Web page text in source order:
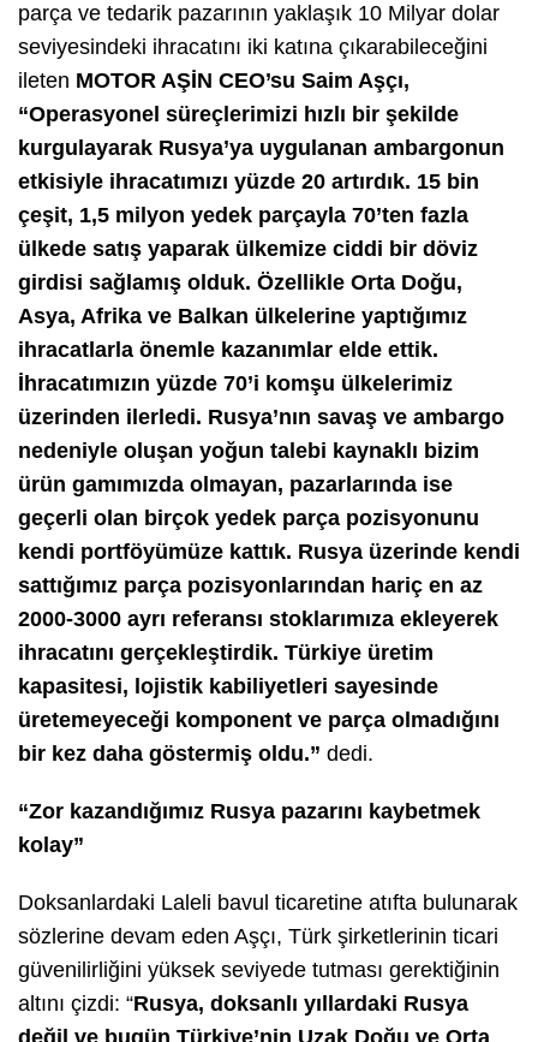
parça ve tedarik pazarının yaklaşık 10 Milyar dolar
seviyesindeki ihracatını iki katına çıkarabileceğini
ileten MOTOR AŞİN CEO’su Saim Aşçı,
“Operasyonel süreçlerimizi hızlı bir şekilde
kurgulayarak Rusya’ya uygulanan ambargonun
etkisiyle ihracatımızı yüzde 20 artırdık. 15 bin
çeşit, 1,5 milyon yedek parçayla 70’ten fazla
ülkede satış yaparak ülkemize ciddi bir döviz
girdisi sağlamış olduk. Özellikle Orta Doğu,
Asya, Afrika ve Balkan ülkelerine yaptığımız
ihracatlarla önemle kazanımlar elde ettik.
İhracatımızın yüzde 70’i komşu ülkelerimiz
üzerinden ilerledi. Rusya’nın savaş ve ambargo
nedeniyle oluşan yoğun talebi kaynaklı bizim
ürün gamımızda olmayan, pazarlarında ise
geçerli olan birçok yedek parça pozisyonunu
kendi portföyümüze kattık. Rusya üzerinde kendi
sattığımız parça pozisyonlarından hariç en az
2000-3000 ayrı referansı stoklarımıza ekleyerek
ihracatını gerçekleştirdik. Türkiye üretim
kapasitesi, lojistik kabiliyetleri sayesinde
üretemeyeceği komponent ve parça olmadığını
bir kez daha göstermiş oldu.” dedi.
“Zor kazandığımız Rusya pazarını kaybetmek
kolay”
Doksanlardaki Laleli bavul ticaretine atıfta bulunarak
sözlerine devam eden Aşçı, Türk şirketlerinin ticari
güvenilirliğini yüksek seviyede tutması gerektiğinin
altını çizdi: “Rusya, doksanlı yıllardaki Rusya